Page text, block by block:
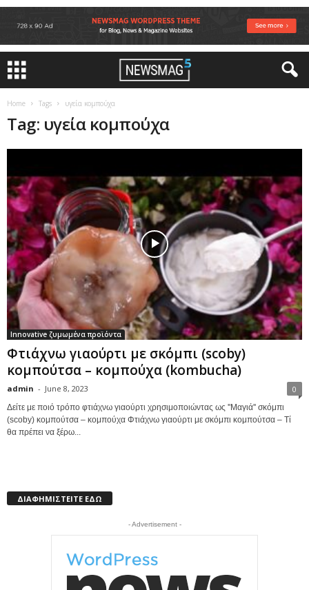
Home Tags υγεία κομπούχα
Tag: υγεία κομπούχα
Innovative ζυμωμένα προϊόντα
Φτιάχνω γιαούρτι με σκόμπι (scoby)
κομπoύτσα – κομπούχα (kombucha)
admin - June 8, 2023 0
Δείτε με ποιό τρόπο φτιάχνω γιαούρτι χρησιμοποιώντας ως ''Μαγιά'' σκόμπι
(scoby) κομπoύτσα – κομπούχα Φτιάχνω γιαούρτι με σκόμπι κομπoύτσα – Τί
θα πρέπει να ξέρω...
ΔΙΑΦΗΜΙΣΤΕΙΤΕ ΕΔΩ
- Advertisement -